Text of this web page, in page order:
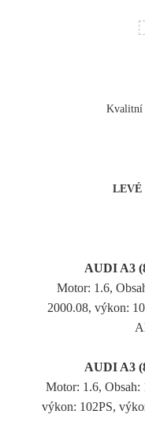
Kvalitní
LEVÉ
AUDI A3
Motor: 1.6,
2000.08, výkon:
AUDI A3
Motor: 1.6, Obsah:
výkon: 102PS,